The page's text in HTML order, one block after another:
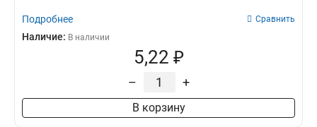
Подробнее Сравнить
Наличие: В наличии
5,22 ₽
– +
В корзину